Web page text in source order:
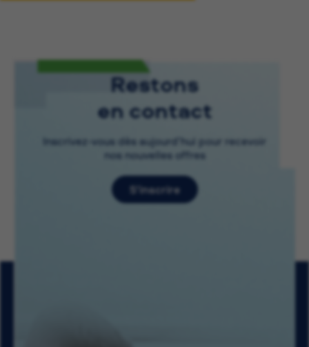
Restons
en contact
Inscrivez-vous dès aujourd’hui pour recevoir
nos nouvelles offres
S’inscrire